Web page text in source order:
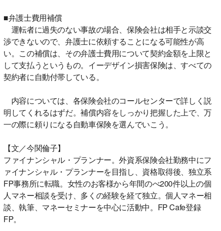
■弁護士費用補償
運転者に過失のない事故の場合、保険会社は相手と示談交
渉できないので、弁護士に依頼することになる可能性が高
い。この補償は、その弁護士費用について契約金額を上限と
して支払うというもの。イーデザイン損害保険は、すべての
契約者に自動付帯している。
内容については、各保険会社のコールセンターで詳しく説
明してくれるはずだ。補償内容をしっかり把握した上で、万
一の際に頼りになる自動車保険を選んでいこう。
【文／今関倫子】
ファイナンシャル・プランナー。外資系保険会社勤務中にフ
ァイナンシャル・プランナーを目指し、資格取得後、独立系
FP事務所に転職。女性のお客様から年間のべ200件以上の個
人マネー相談を受け、多くの経験を経て独立。個人マネー相
談、執筆、マネーセミナーを中心に活動中。FP Cafe登録
FP。